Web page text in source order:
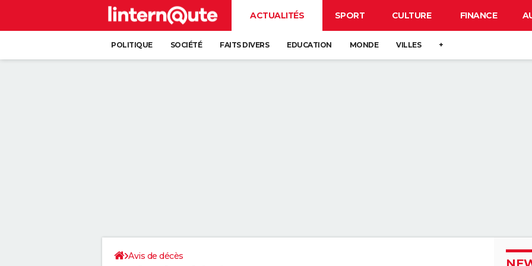
ACTUALITÉS SPORT CULTURE FINANCE
POLITIQUE SOCIÉTÉ FAITS DIVERS EDUCATION MONDE VILLES +
Avis de décès